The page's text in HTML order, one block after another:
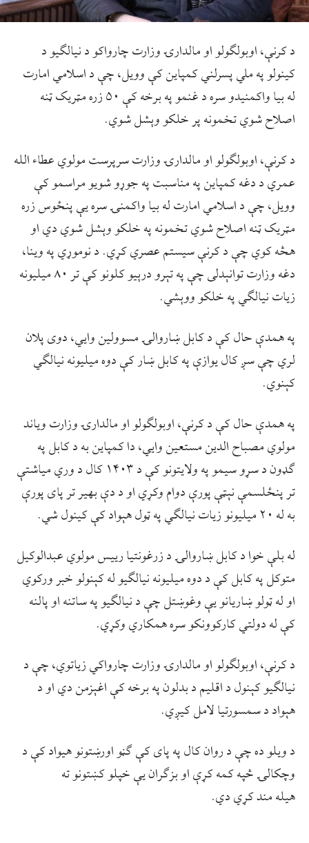
د کرنې، اوبولګولو او مالدارۍ وزارت چارواکو د نیالګیو د
کینولو په ملي پسرلني کمپاین کې وویل، چې د اسلامي امارت
له بیا واکمنیدو سره د غنمو په برخه کې ۵۰ زره مټریک ټنه
اصلاح شوي تخمونه پر خلکو وېشل شوي.
د کرنې، اوبولګولو او مالدارۍ وزارت سرپرست مولوي عطاء الله
عمري د دغه کمپاین په مناسبت په جوړو شویو مراسمو کې
وویل، چې د اسلامي امارت له بیا واکمنۍ سره يې پنځوس زره
مټریک ټنه اصلاح شوي تخمونه په خلکو وېشل شوي دي او
هڅه کوي چې د کرنې سیستم عصري کړي. د نوموړي په وينا،
دغه وزارت توانېدلى چې په تېرو درېيو کلونو کې تر ٨٠ ميليونه
زيات نيالګي په خلکو ووېشي.
په همدې حال کې د کابل ښاروالۍ مسوولین وايي، دوی پلان
لري چې سږ کال یوازې په کابل ښار کې دوه میلیونه نیالګي
کېنوي.
په همدې حال کې د کرنې، اوبولګولو او مالدارۍ وزارت ویاند
مولوي مصباح الدین مستعین وايي، دا کمپاین به د کابل په
ګډون د سړو سیمو په ولایتونو کې د ۱۴۰۳ کال د وري میاشتې
تر پنځلسمې نېټې پورې دوام وکړي او د دې بهیر تر پای پورې
به له ۲۰ میلیونو زیات نیالګي په ټول هېواد کې کینول شي.
له بلې خوا د کابل ښاروالۍ د زرغونتیا رییس مولوي عبدالوکیل
متوکل په کابل کې د دوه میلیونه نیالګیو له کېنولو خبر ورکوي
او له ټولو ښاریانو یې وغوښتل چې د نیالګیو په ساتنه او پالنه
کې له دولتي کارکوونکو سره همکاري وکړي.
د کرنې، اوبولګولو او مالدارۍ وزارت چارواکي زیاتوي، چې د
نیالګیو کېنول د اقلیم د بدلون په برخه کې اغېزمن دي او د
هېواد د سمسورتیا لامل کیږي.
د ویلو ده چې د روان کال په پای کې ګڼو اورښتونو هیواد کې د
وچکالۍ څپه کمه کړې او بزګران یې خپلو کښتونو ته
هیله مند کړي دي.